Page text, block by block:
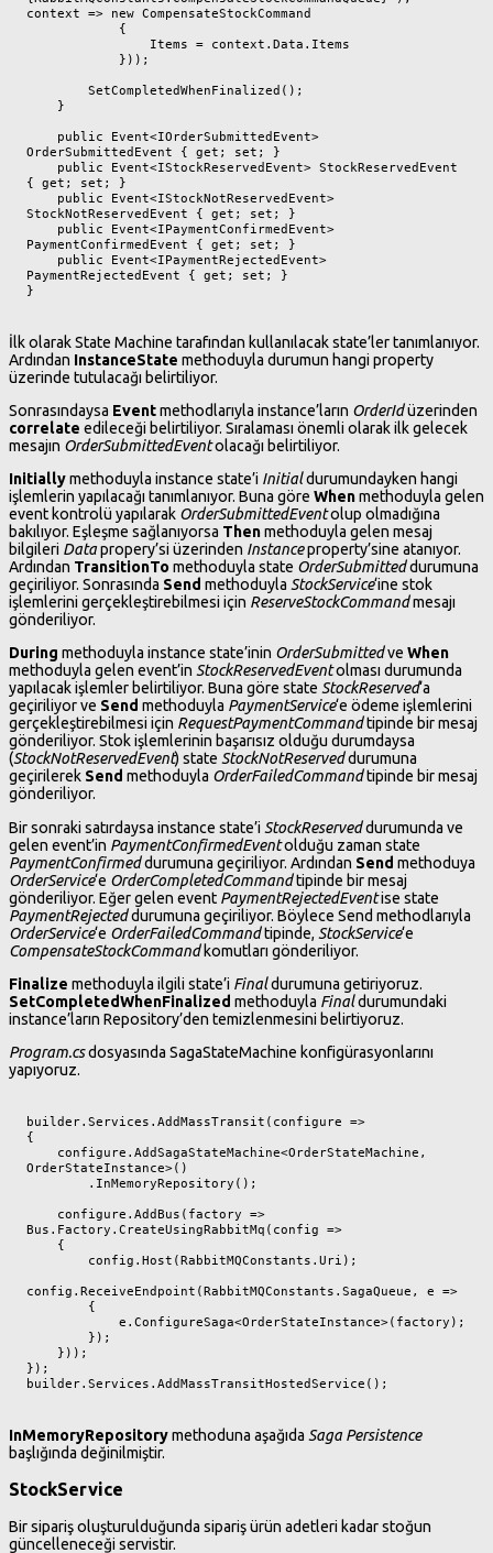
context => new CompensateStockCommand
OrderSubmittedEvent { get; set; }
{ get; set; }
StockNotReservedEvent { get; set; }
PaymentConfirmedEvent { get; set; }
PaymentRejectedEvent { get; set; }
}
İlk olarak State Machine tarafından kullanılacak state’ler tanımlanıyor.
Ardından InstanceState methoduyla durumun hangi property
üzerinde tutulacağı belirtiliyor.
Sonrasındaysa Eventmethodlarıyla instance’ların OrderIdüzerinden
correlate edileceği belirtiliyor. Sıralaması önemli olarak ilk gelecek
mesajın OrderSubmittedEventolacağı belirtiliyor.
Initiallymethoduyla instance state’i Initialdurumundayken hangi
işlemlerin yapılacağı tanımlanıyor. Buna göre Whenmethoduyla gelen
event kontrolü yapılarak OrderSubmittedEventolup olmadığına
bakılıyor. Eşleşme sağlanıyorsa Thenmethoduyla gelen mesaj
bilgileri Datapropery’si üzerinden Instanceproperty’sine atanıyor.
Ardından TransitionTo methoduyla state OrderSubmitteddurumuna
geçiriliyor. Sonrasında Send methoduyla StockService‘ine stok
işlemlerini gerçekleştirebilmesi için ReserveStockCommandmesajı
gönderiliyor.
During methoduyla instance state’inin OrderSubmittedve When
methoduyla gelen event’in StockReservedEventolması durumunda
yapılacak işlemler belirtiliyor. Buna göre state StockReserved‘a
geçiriliyor ve Send methoduyla PaymentService‘e ödeme işlemlerini
gerçekleştirebilmesi için RequestPaymentCommandtipinde bir mesaj
gönderiliyor. Stok işlemlerinin başarısız olduğu durumdaysa
(StockNotReservedEvent) state StockNotReserveddurumuna
geçirilerek Send methoduyla OrderFailedCommandtipinde bir mesaj
gönderiliyor.
Bir sonraki satırdaysa instance state’i StockReserveddurumunda ve
gelen event’in PaymentConfirmedEventolduğu zaman state
PaymentConfirmeddurumuna geçiriliyor. Ardından Send methoduya
OrderService‘e OrderCompletedCommandtipinde bir mesaj
gönderiliyor. Eğer gelen event PaymentRejectedEventise state
PaymentRejecteddurumuna geçiriliyor. Böylece Send methodlarıyla
OrderService‘e OrderFailedCommandtipinde, StockService‘e
CompensateStockCommandkomutları gönderiliyor.
Finalize methoduyla ilgili state’i Finaldurumuna getiriyoruz.
SetCompletedWhenFinalized methoduyla Finaldurumundaki
instance’ların Repository’den temizlenmesini belirtiyoruz.
Program.csdosyasında SagaStateMachine konfigürasyonlarını
yapıyoruz.
builder.Services.AddMassTransit(configure =>
{
OrderStateInstance>()
Bus.Factory.CreateUsingRabbitMq(config =>
config.ReceiveEndpoint(RabbitMQConstants.SagaQueue, e =>
});
builder.Services.AddMassTransitHostedService();
InMemoryRepositorymethoduna aşağıda Saga Persistence
başlığında değinilmiştir.
StockService
Bir sipariş oluşturulduğunda sipariş ürün adetleri kadar stoğun
güncelleneceği servistir.